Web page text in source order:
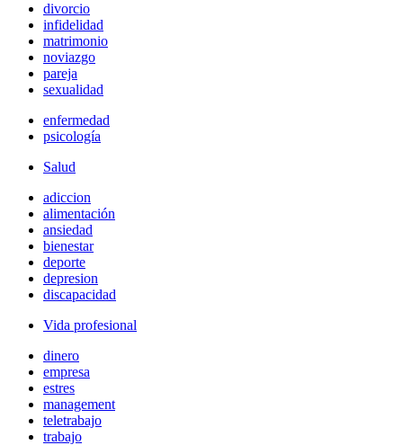
divorcio
infidelidad
matrimonio
noviazgo
pareja
sexualidad
enfermedad
psicología
Salud
adiccion
alimentación
ansiedad
bienestar
deporte
depresion
discapacidad
Vida profesional
dinero
empresa
estres
management
teletrabajo
trabajo